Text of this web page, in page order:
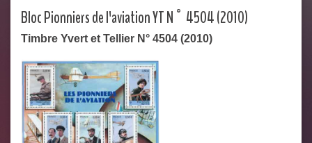
Bloc Pionniers de l'aviation YT N° 4504 (2010)
Timbre Yvert et Tellier N° 4504 (2010)